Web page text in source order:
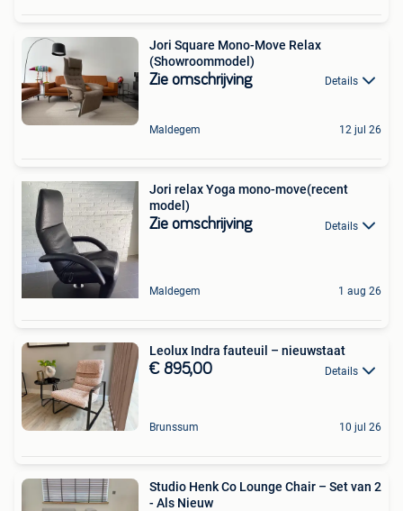
Jori Square Mono-Move Relax
(Showroommodel)
Zie omschrijving Details
Maldegem 12 jul 26
Jori relax Yoga mono-move(recent
model)
Zie omschrijving Details
Maldegem 1 aug 26
Leolux Indra fauteuil – nieuwstaat
€ 895,00 Details
Brunssum 10 jul 26
Studio Henk Co Lounge Chair – Set van 2
- Als Nieuw